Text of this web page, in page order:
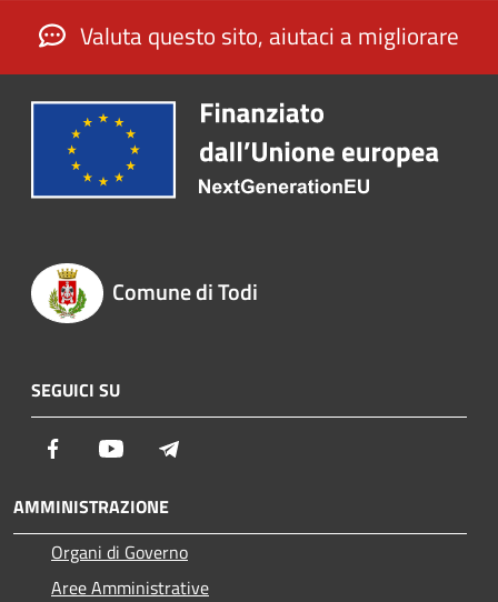
Valuta questo sito, aiutaci a migliorare
Comune di Todi
SEGUICI SU
Facebook Youtube
AMMINISTRAZIONE
Organi di Governo
Aree Amministrative